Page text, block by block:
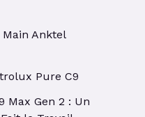
Main Anktel
Pure C9
Max Gen 2 : Un